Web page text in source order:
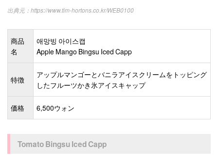
https://www.tim-hortons.co.kr/WEB0100
商品
名
애망빙 아이스캡
Apple Mango Bingsu Iced Capp
特徴
アップルマンゴーとバニラアイスクリームをトッピング
したフルーツかき氷アイスキャップ
価格 6,500ウォン
Tomato Bingsu Iced Capp